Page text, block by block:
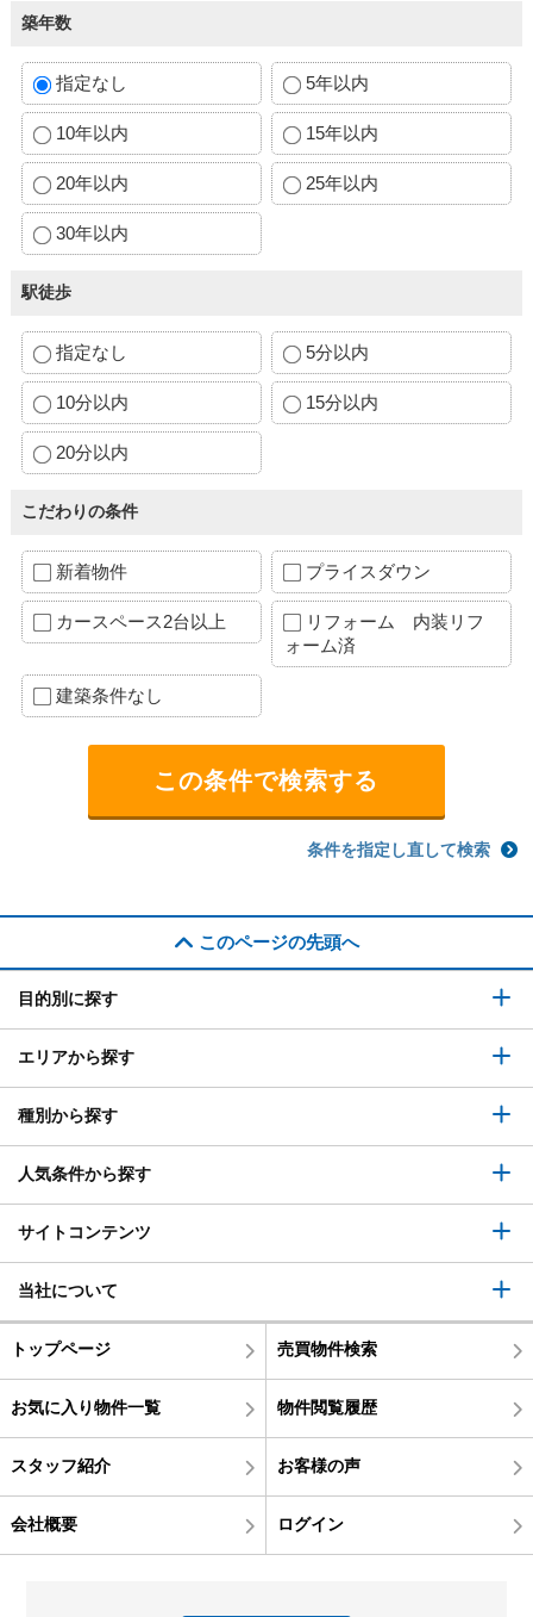
築年数
指定なし 5年以内
10年以内 15年以内
20年以内 25年以内
30年以内
駅徒歩
指定なし 5分以内
10分以内 15分以内
20分以内
こだわりの条件
新着物件 プライスダウン
カースペース2台以上
リフォーム 内装リフ
ォーム済
建築条件なし
条件を指定し直して検索
このページの先頭へ
目的別に探す
エリアから探す
種別から探す
人気条件から探す
サイトコンテンツ
当社について
トップページ 売買物件検索
お気に入り物件一覧 物件閲覧履歴
スタッフ紹介 お客様の声
会社概要 ログイン